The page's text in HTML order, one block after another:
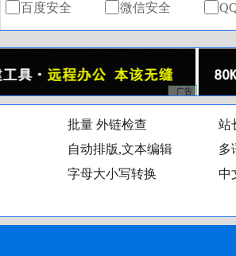
百度安全 微信安全
批量外链检查
站
自动排版,文本编辑
多
字母大小写转换
中